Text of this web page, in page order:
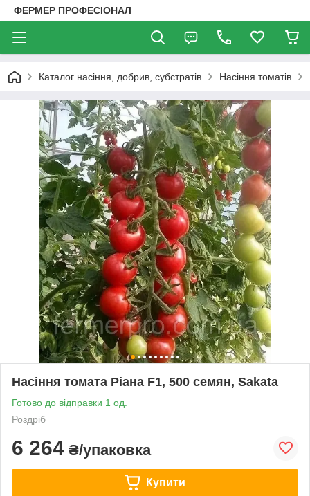
ФЕРМЕР ПРОФЕСІОНАЛ
Каталог насіння, добрив, субстратів Насіння томатів
Насіння томата Ріана F1, 500 семян, Sakata
Готово до відправки 1 од.
Роздріб
6 264 ₴/упаковка
Купити